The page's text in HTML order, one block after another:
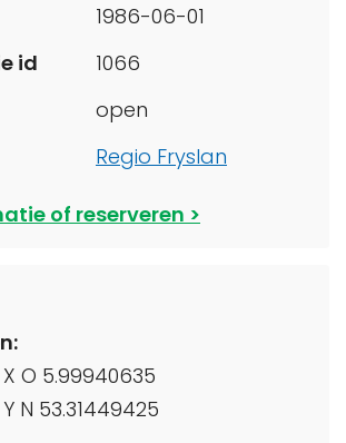
1986-06-01
id
1066
open
Regio Fryslan
of reserveren
O 5.99940635
N 53.31449425